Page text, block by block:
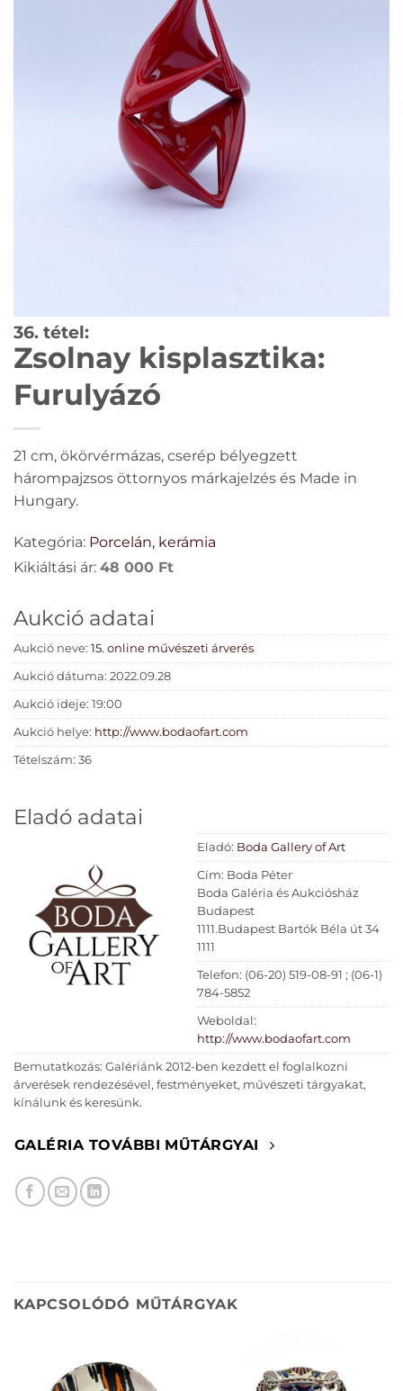
36. tétel:
Zsolnay kisplasztika:
Furulyázó
21 cm, ökörvérmázas, cserép bélyegzett
hárompajzsos öttornyos márkajelzés és Made in
Hungary.
Kategória: Porcelán, kerámia
Kikiáltási ár: 48 000 Ft
Aukció adatai
Aukció neve: 15. online művészeti árverés
Aukció dátuma: 2022.09.28
Aukció ideje: 19:00
Aukció helye: http://www.bodaofart.com
Tételszám: 36
Eladó adatai
Eladó: Boda Gallery of Art
Cím: Boda Péter
Boda Galéria és Aukciósház
Budapest
1111.Budapest Bartók Béla út 34
1111
Telefon: (06-20) 519-08-91 ; (06-1)
784-5852
Weboldal:
http://www.bodaofart.com
Bemutatkozás: Galériánk 2012-ben kezdett el foglalkozni
árverések rendezésével, festményeket, művészeti tárgyakat,
kínálunk és keresünk.
GALÉRIA TOVÁBBI MŰTÁRGYAI
KAPCSOLÓDÓ MŰTÁRGYAK